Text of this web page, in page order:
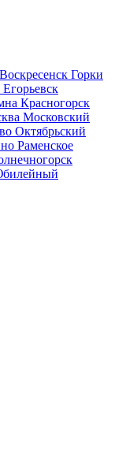
Воскресенск Горки
Егорьевск
Красногорск
Московский
Октябрьский
Раменское